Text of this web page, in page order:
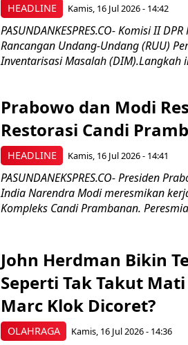
HEADLINE Kamis, 16 Jul 2026 - 14:42
PASUNDANKESPRES.CO- Komisi II
Rancangan Undang-Undang (RUU)
Inventarisasi Masalah (DIM).Langkah
HEADLINE
Prabowo dan Modi
Restorasi Candi
Kamis, 16 Jul 2026 - 14:41
PASUNDANEKSPRES.CO- Presiden
India Narendra Modi meresmikan
Kompleks Candi Prambanan.
OLAHRAGA
John Herdman Bikin
Seperti Tak Takut
Marc Klok Dicoret?
Kamis, 16 Jul 2026 - 14:36